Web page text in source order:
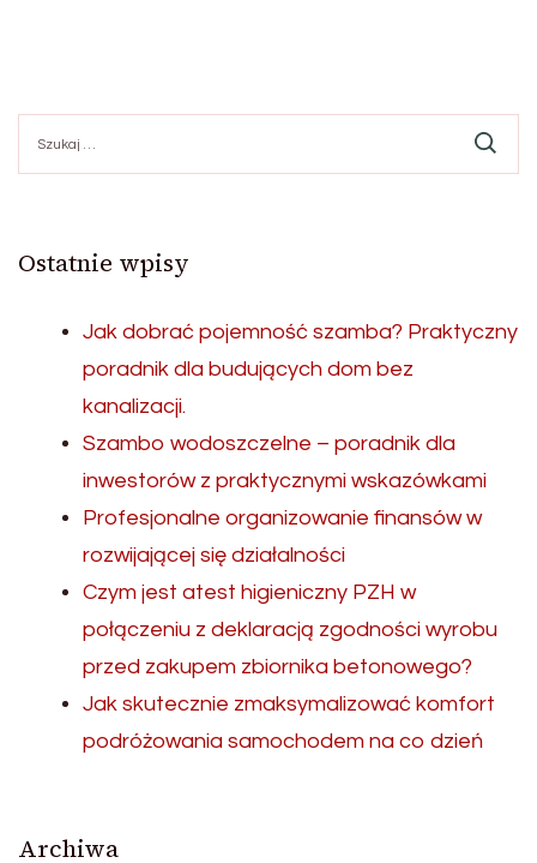
Ostatnie wpisy
Jak dobrać pojemność szamba? Praktyczny
poradnik dla budujących dom bez
kanalizacji.
Szambo wodoszczelne – poradnik dla
inwestorów z praktycznymi wskazówkami
Profesjonalne organizowanie finansów w
rozwijającej się działalności
Czym jest atest higieniczny PZH w
połączeniu z deklaracją zgodności wyrobu
przed zakupem zbiornika betonowego?
Jak skutecznie zmaksymalizować komfort
podróżowania samochodem na co dzień
Archiwa